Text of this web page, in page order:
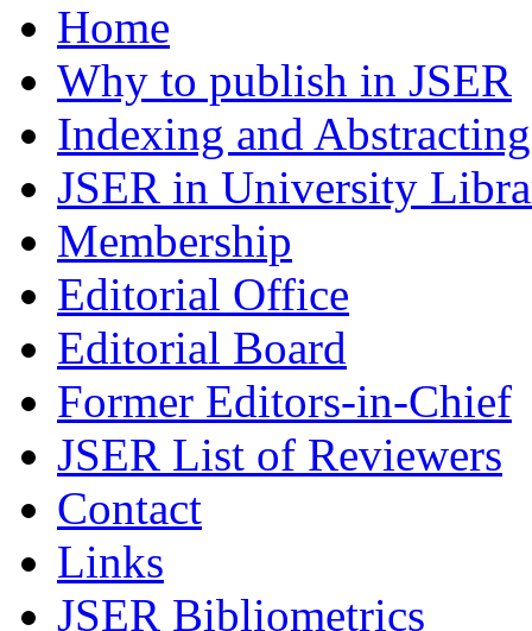
Home
Why to publish in JSER
Indexing and Abstracting
JSER in University
Membership
Editorial Office
Editorial Board
Former Editors-in-Chief
JSER List of Reviewers
Contact
Links
JSER Bibliometrics